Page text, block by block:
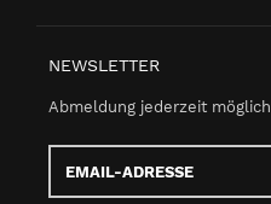
NEWSLETTER
Abmeldung jederzeit möglich
Adresse